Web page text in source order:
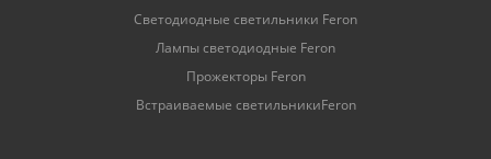
Светодиодные светильники Feron
Лампы светодиодные Feron
Прожекторы Feron
Встраиваемые светильникиFeron